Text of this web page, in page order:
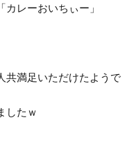
カレーおいちぃー」
共満足いただけたようで
したｗ